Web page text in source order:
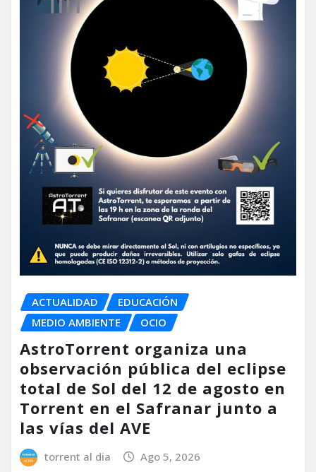
ACTUALIDAD
EDUCACIÓN
MEDIO AMBIENTE
OCIO
AstroTorrent organiza una
observación pública del eclipse
total de Sol del 12 de agosto en
Torrent en el Safranar junto a
las vías del AVE
torrent al dia Ago 5, 2026